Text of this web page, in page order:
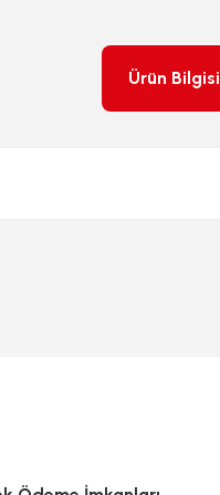
Ürün Bilgisi